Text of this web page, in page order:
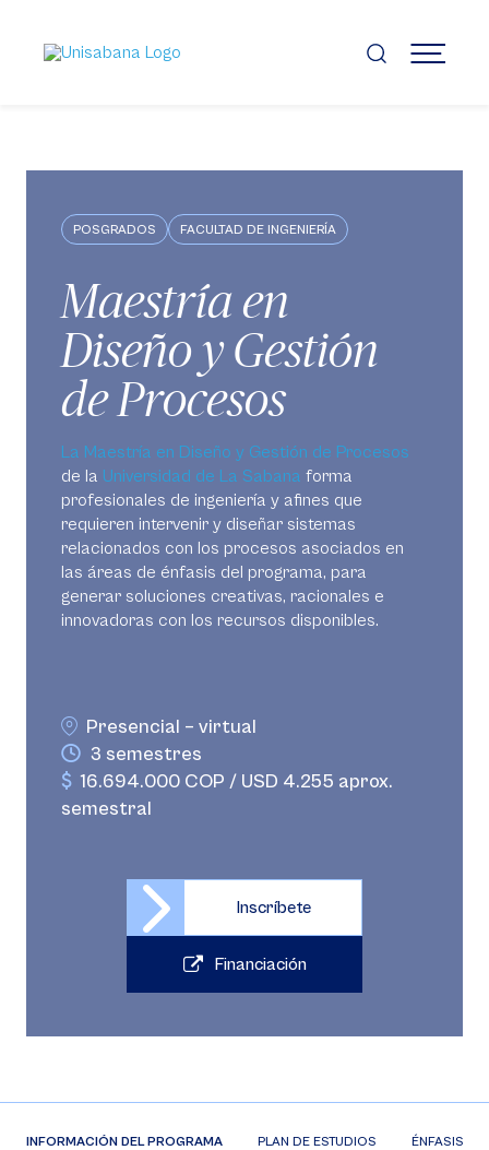
contenido
principal
MENÚ
POSGRADOS FACULTAD DE INGENIERÍA
Maestría en
Diseño y Gestión
de Procesos
La Maestría en Diseño y Gestión de Procesos
de la Universidad de La Sabana forma
profesionales de ingeniería y afines que
requieren intervenir y diseñar sistemas
relacionados con los procesos asociados en
las áreas de énfasis del programa, para
generar soluciones creativas, racionales e
innovadoras con los recursos disponibles.
3 semestres
Presencial – virtual
16.694.000 COP / USD 4.255 aprox.
semestral
Inscríbete
Financiación
INFORMACIÓN DEL PROGRAMA PLAN DE ESTUDIOS ÉNFASIS